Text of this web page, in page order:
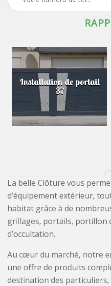
Installation de portail
37
La belle Clôture vous
d’équipement extérieur,
habitat grâce à de
grillages, portails, portillon
d’occultation.
Au cœur du marché, notre
une offre de produits
destination des particuliers,